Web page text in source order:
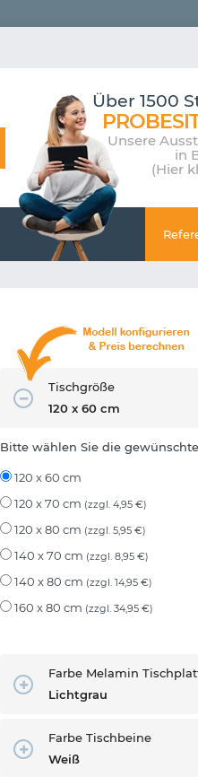
Über 1500
Unsere
in
(Hier
Tischgröße
120 x 60 cm
Bitte wählen Sie die
120 x 60 cm
120 x 70 cm (zzgl. 4,95 €)
120 x 80 cm (zzgl. 5,95 €)
140 x 70 cm (zzgl. 8,95 €)
140 x 80 cm (zzgl. 14,95 €)
160 x 80 cm (zzgl. 34,95 €)
Farbe Melamin
Lichtgrau
Farbe Tischbeine
Weiß